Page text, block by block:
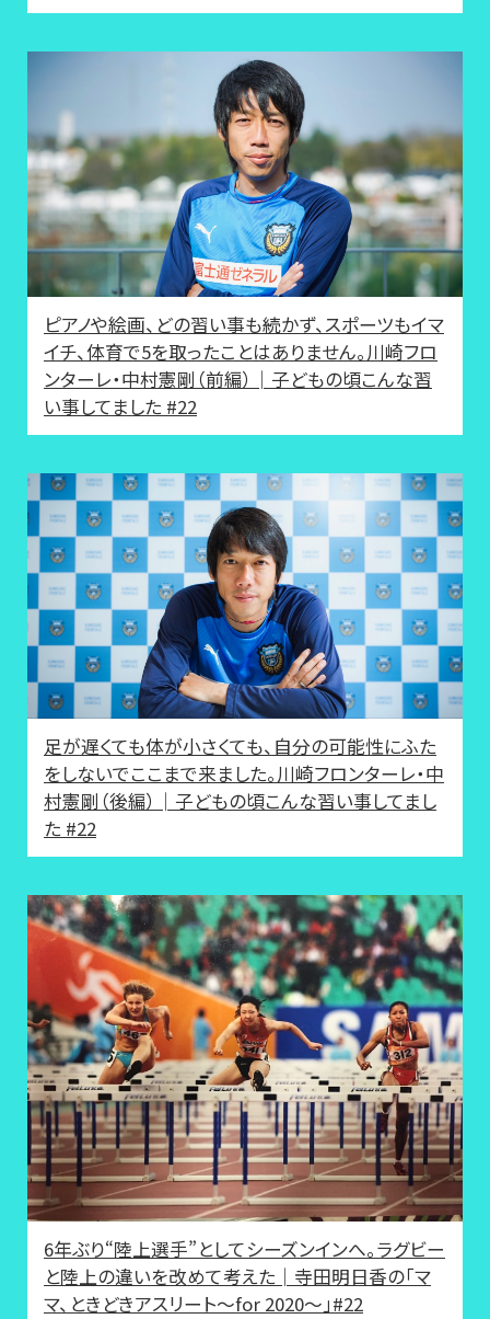
ピアノや絵画、どの習い事も続かず、スポーツもイマ
イチ、体育で5を取ったことはありません。川崎フロ
ンターレ・中村憲剛（前編）│子どもの頃こんな習
い事してました #22
足が遅くても体が小さくても、自分の可能性にふた
をしないでここまで来ました。川崎フロンターレ・中
村憲剛（後編）│子どもの頃こんな習い事してまし
た #22
6年ぶり“陸上選手”としてシーズンインへ。ラグビー
と陸上の違いを改めて考えた│寺田明日香の「マ
マ、ときどきアスリート～for 2020～」#22